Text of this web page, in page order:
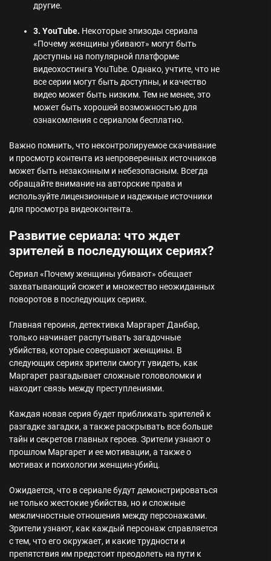
другие.
3. YouTube. Некоторые эпизоды сериала
«Почему женщины убивают» могут быть
доступны на популярной платформе
видеохостинга YouTube. Однако, учтите, что не
все серии могут быть доступны, и качество
видео может быть низким. Тем не менее, это
может быть хорошей возможностью для
ознакомления с сериалом бесплатно.
Важно помнить, что неконтролируемое скачивание
и просмотр контента из непроверенных источников
может быть незаконным и небезопасным. Всегда
обращайте внимание на авторские права и
используйте лицензионные и надежные источники
для просмотра видеоконтента.
Развитие сериала: что ждет
зрителей в последующих сериях?
Сериал «Почему женщины убивают» обещает
захватывающий сюжет и множество неожиданных
поворотов в последующих сериях.
Главная героиня, детективка Маргарет Данбар,
только начинает распутывать загадочные
убийства, которые совершают женщины. В
следующих сериях зрители смогут увидеть, как
Маргарет разгадывает сложные головоломки и
находит связь между преступлениями.
Каждая новая серия будет приближать зрителей к
разгадке загадки, а также раскрывать все больше
тайн и секретов главных героев. Зрители узнают о
прошлом Маргарет и ее мотивации, а также о
мотивах и психологии женщин-убийц.
Ожидается, что в сериале будут демонстрироваться
не только жестокие убийства, но и сложные
межличностные отношения между персонажами.
Зрители узнают, как каждый персонаж справляется
с тем, что его окружает, и какие трудности и
препятствия им предстоит преодолеть на пути к